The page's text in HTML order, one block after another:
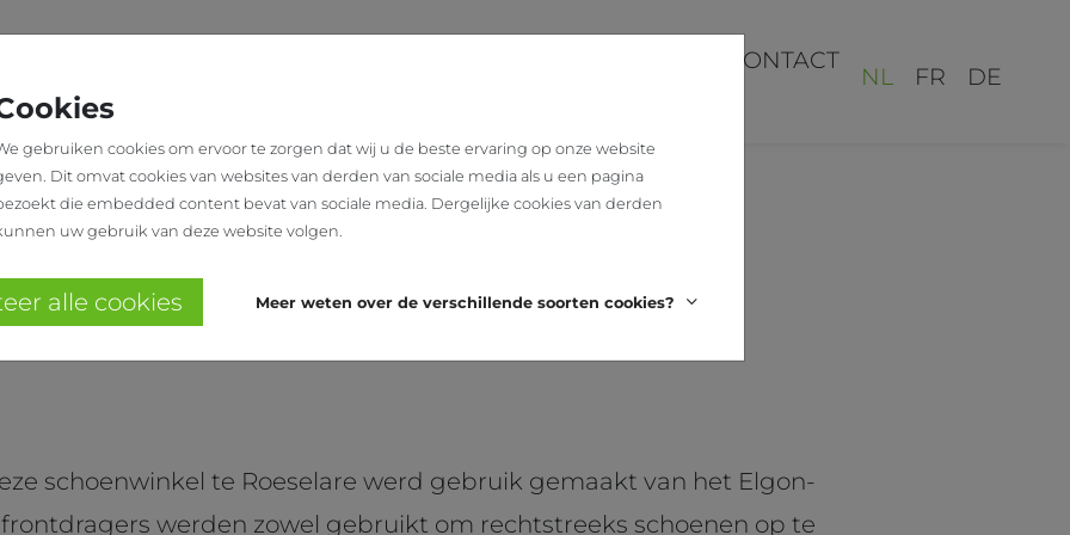
CONTACT
NL FR DE
ETIENNE
schoenwinkel te Roeselare werd gebruik gemaakt van het Elgon-
werden zowel gebruikt om rechtstreeks schoenen op te
gebruiken cookies om ervoor te zorgen dat wij u de beste ervaring op onze website
Dit omvat cookies van websites van derden van sociale media als u een pagina
die embedded content bevat van sociale media. Dergelijke cookies van derden
uw gebruik van deze website volgen.
alle cookies Meer weten over de verschillende soorten cookies?